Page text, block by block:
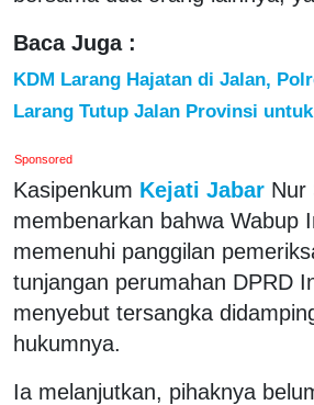
Baca Juga :
KDM Larang Hajatan di Jalan,
Larang Tutup Jalan Provinsi
Sponsored
Kasipenkum Kejati Jabar Nur
membenarkan bahwa Wabup
memenuhi panggilan
tunjangan perumahan DPRD
menyebut tersangka
hukumnya.
Ia melanjutkan, pihaknya